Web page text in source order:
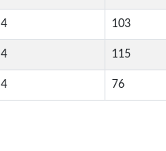
4 103
4 115
4 76